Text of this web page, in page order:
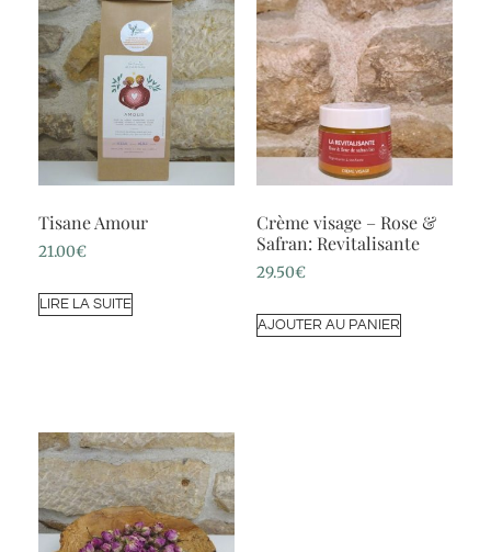
Tisane Amour
21.00€
LIRE LA SUITE
Crème visage – Rose &
Safran: Revitalisante
29.50€
AJOUTER AU PANIER